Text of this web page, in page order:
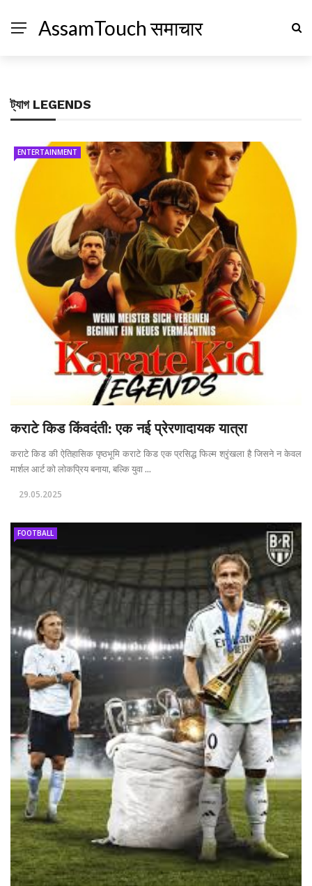
AssamTouch समाचार
ট্যাগ LEGENDS
ENTERTAINMENT
कराटे किड किंवदंती: एक नई प्रेरणादायक यात्रा
कराटे किड की ऐतिहासिक पृष्ठभूमि कराटे किड एक प्रसिद्ध फिल्म श्रृंखला है जिसने न केवल
मार्शल आर्ट को लोकप्रिय बनाया, बल्कि युवा ...
29.05.2025
FOOTBALL